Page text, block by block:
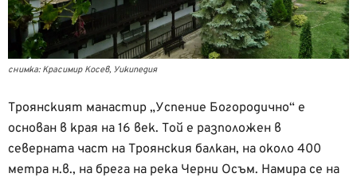
снимка: Красимир Косев, Уикипедия
Троянският манастир „Успение Богородично“ е
основан в края на 16 век. Той е разположен в
северната част на Троянския балкан, на около 400
метра н.в., на брега на река Черни Осъм. Намира се на